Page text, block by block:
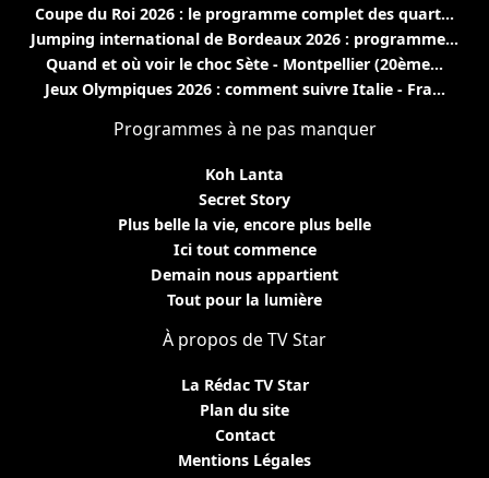
Coupe du Roi 2026 : le programme complet des quart...
Jumping international de Bordeaux 2026 : programme...
Quand et où voir le choc Sète - Montpellier (20ème...
Jeux Olympiques 2026 : comment suivre Italie - Fra...
Programmes à ne pas manquer
Koh Lanta
Secret Story
Plus belle la vie, encore plus belle
Ici tout commence
Demain nous appartient
Tout pour la lumière
À propos de TV Star
La Rédac TV Star
Plan du site
Contact
Mentions Légales